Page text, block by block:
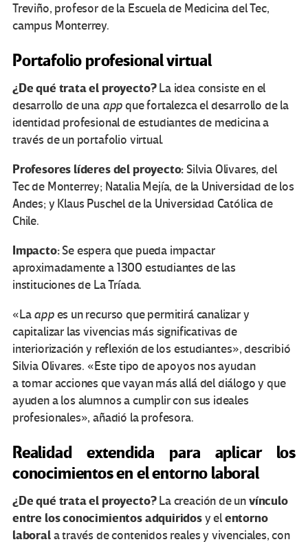
Treviño, profesor de la Escuela de Medicina del Tec,
campus Monterrey.
Portafolio profesional virtual
¿De qué trata el proyecto?La idea consiste en el
desarrollo de una appque fortalezca el desarrollo de la
identidad profesional de estudiantes de medicina a
través de un portafolio virtual.
Profesores líderes del proyecto:Silvia Olivares, del
Tec de Monterrey; Natalia Mejía, de la Universidad de los
Andes; y Klaus Puschel de la Universidad Católica de
Chile.
Impacto:Se espera que pueda impactar
aproximadamente a 1300 estudiantes de las
instituciones de La Tríada.
«Laappes un recurso que permitirá canalizar y
capitalizar las vivencias más significativas de
interiorización y reflexión de los estudiantes», describió
Silvia Olivares. «Este tipo de apoyos nos ayudan
a tomar acciones que vayan más allá del diálogo y que
ayuden a los alumnos a cumplir con sus ideales
profesionales», añadió la profesora.
Realidad extendida para aplicar los
conocimientos en el entorno laboral
¿De qué trata el proyecto?La creación de unvínculo
entre los conocimientos adquiridosy elentorno
laborala través de contenidos reales y vivenciales, con